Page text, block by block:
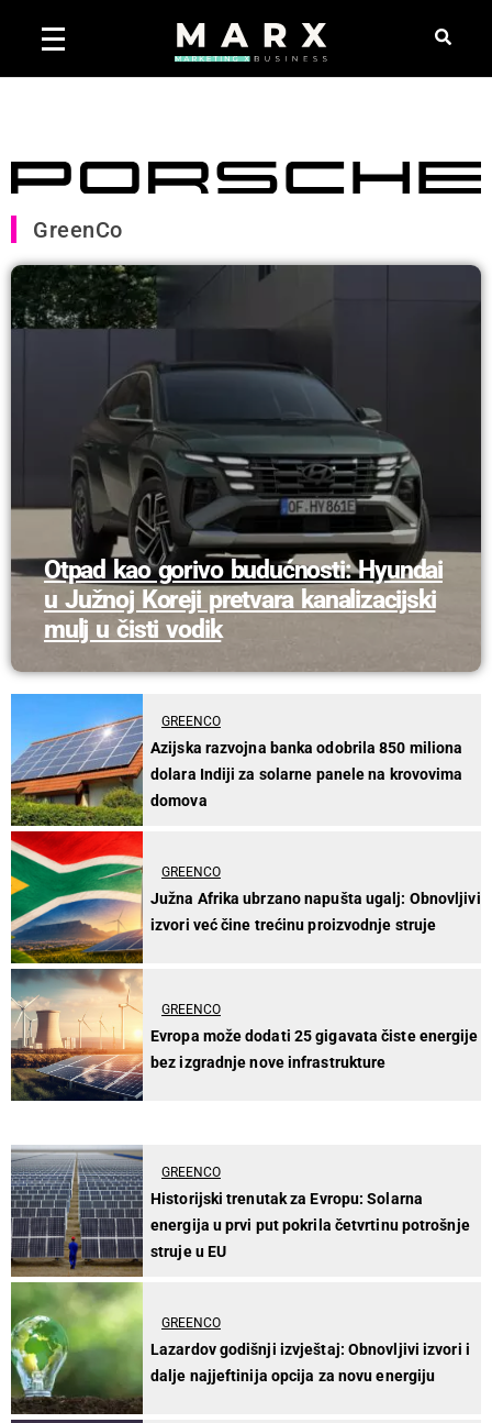
GreenCo
Otpad kao gorivo budućnosti: Hyundai
u Južnoj Koreji pretvara kanalizacijski
mulj u čisti vodik
GREENCO
Azijska razvojna banka odobrila 850 miliona
dolara Indiji za solarne panele na krovovima
domova
GREENCO
Južna Afrika ubrzano napušta ugalj: Obnovljivi
izvori već čine trećinu proizvodnje struje
GREENCO
Evropa može dodati 25 gigavata čiste energije
bez izgradnje nove infrastrukture
GREENCO
Historijski trenutak za Evropu: Solarna
energija u prvi put pokrila četvrtinu potrošnje
struje u EU
GREENCO
Lazardov godišnji izvještaj: Obnovljivi izvori i
dalje najjeftinija opcija za novu energiju